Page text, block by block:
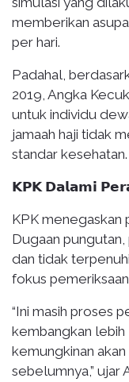
memberikan
per hari.
Padahal,
2019, Angka
untuk individu
jamaah haji tidak
standar kesehatan.
𝗞𝗣𝗞 𝗗𝗮𝗹𝗮𝗺𝗶
KPK menegaskan
Dugaan
dan tidak
fokus
“Ini masih proses
kembangkan
kemungkinan
sebelumnya,” ujar